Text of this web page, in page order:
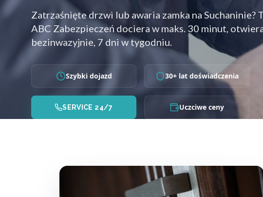
Zatrzaśnięte drzwi lub awaria zamka na Suchaninie?
ABC Zabezpieczeń dociera w maks. 30 minut,
bezinwazyjnie, 7 dni w tygodniu.
Szybki dojazd 30+ lat doświadczenia
SERVICE 24/7 Uczciwe ceny